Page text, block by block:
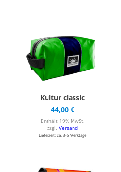
Kultur classic
44,00 €
Enthält 19% MwSt.
zzgl.Versand
Lieferzeit: ca. 3-5 Werktage